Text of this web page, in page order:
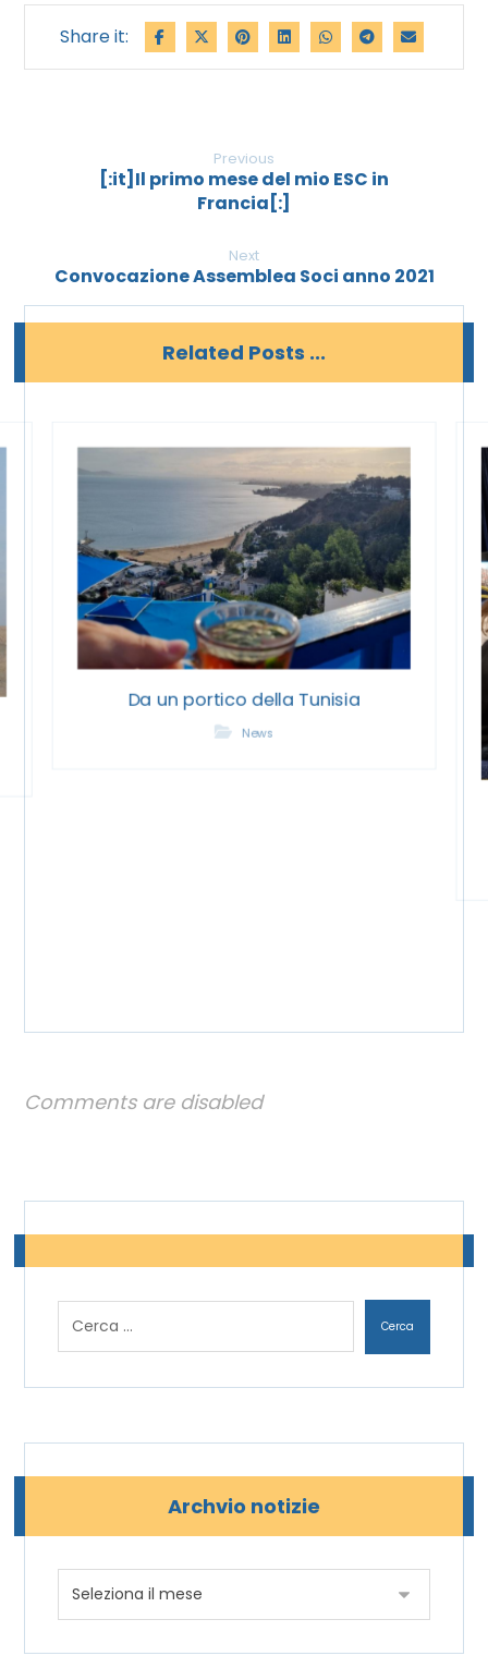
Previous
[:it]Il primo mese del mio ESC in
Francia[:]
Next
Convocazione Assemblea Soci anno 2021
Related Posts ...
Da un portico della Tunisia
News
Comments are disabled
Archvio notizie